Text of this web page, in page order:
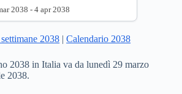
2038 - 4 apr 2038
2038 |Calendario 2038
2038 in Italia va da lunedì 29 marzo
2038.